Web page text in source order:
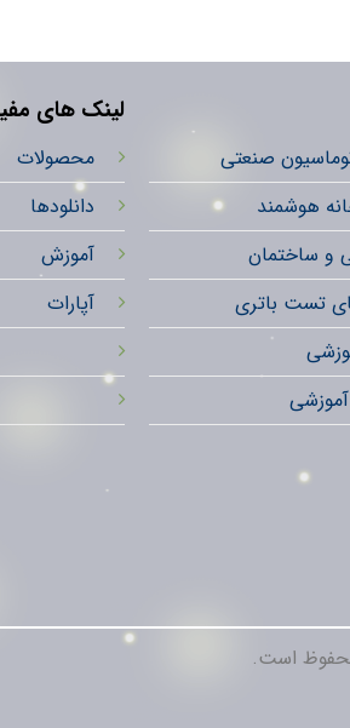
صنعتی
هوشمند
و ساختمان
تست باتری
لینک های
محصولات
دانلودها
آموزش
آپارات
است.